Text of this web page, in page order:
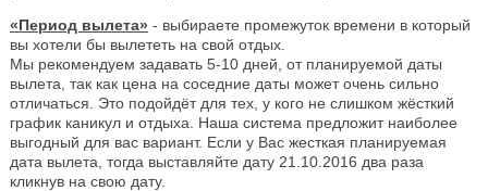
«Период вылета» - выбираете промежуток времени в который
вы хотели бы вылететь на свой отдых.
Мы рекомендуем задавать 5-10 дней, от планируемой даты
вылета, так как цена на соседние даты может очень сильно
отличаться. Это подойдёт для тех, у кого не слишком жёсткий
график каникул и отдыха. Наша система предложит наиболее
выгодный для вас вариант. Если у Вас жесткая планируемая
дата вылета, тогда выставляйте дату 21.10.2016 два раза
кликнув на свою дату.